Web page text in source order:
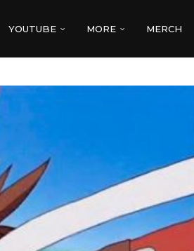
YOUTUBE MORE MERCH